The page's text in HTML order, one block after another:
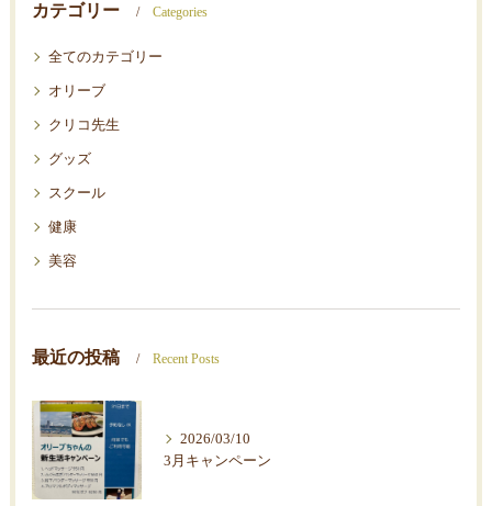
カテゴリー Categories
全てのカテゴリー
オリーブ
クリコ先生
グッズ
スクール
健康
美容
最近の投稿 Recent Posts
2026/03/10
3月キャンペーン